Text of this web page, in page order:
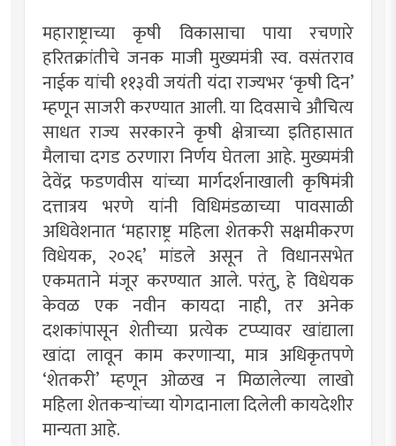
महाराष्ट्राच्या कृषी विकासाचा पाया रचणारे
हरितक्रांतीचे जनक माजी मुख्यमंत्री स्व. वसंतराव
नाईक यांची ११३वी जयंती यंदा राज्यभर ‘कृषी दिन’
म्हणून साजरी करण्यात आली. या दिवसाचे औचित्य
साधत राज्य सरकारने कृषी क्षेत्राच्या इतिहासात
मैलाचा दगड ठरणारा निर्णय घेतला आहे. मुख्यमंत्री
देवेंद्र फडणवीस यांच्या मार्गदर्शनाखाली कृषिमंत्री
दत्तात्रय भरणे यांनी विधिमंडळाच्या पावसाळी
अधिवेशनात ‘महाराष्ट्र महिला शेतकरी सक्षमीकरण
विधेयक, २०२६’ मांडले असून ते विधानसभेत
एकमताने मंजूर करण्यात आले. परंतु, हे विधेयक
केवळ एक नवीन कायदा नाही, तर अनेक
दशकांपासून शेतीच्या प्रत्येक टप्प्यावर खांद्याला
खांदा लावून काम करणार्‍या, मात्र अधिकृतपणे
‘शेतकरी’ म्हणून ओळख न मिळालेल्या लाखो
महिला शेतकर्‍यांच्या योगदानाला दिलेली कायदेशीर
मान्यता आहे.